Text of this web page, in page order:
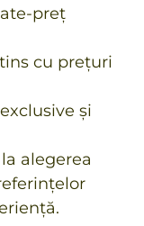
preț
cu prețuri
și
alegerea